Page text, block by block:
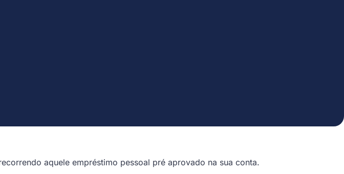
aquele empréstimo pessoal pré aprovado na sua conta.